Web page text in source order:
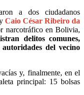
a dos ciudadanos
Caio César Ribeiro da
narcotráfico en Bolivia,
delitos comunes,
del vecino
y, finalmente, en el
principal: 15 bolsas